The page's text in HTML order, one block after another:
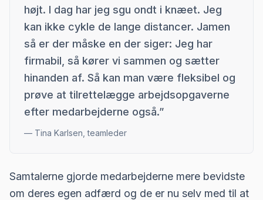
højt. I dag har jeg sgu ondt i knæet. Jeg
kan ikke cykle de lange distancer. Jamen
så er der måske en der siger: Jeg har
firmabil, så kører vi sammen og sætter
hinanden af. Så kan man være fleksibel og
prøve at tilrettelægge arbejdsopgaverne
efter medarbejderne også.”
— Tina Karlsen, teamleder
Samtalerne gjorde medarbejderne mere bevidste
om deres egen adfærd og de er nu selv med til at